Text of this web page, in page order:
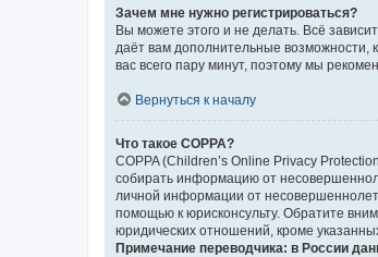
Зачем мне нужно регистрироваться?
Вы можете этого и не делать. Всё
даёт вам дополнительные возможности,
вас всего пару минут, поэтому мы
Вернуться к началу
Что такое COPPA?
COPPA (Children’s Online Privacy
собирать информацию от
личной информации от
помощью к юрисконсульту. Обратите
юридических отношений, кроме
Примечание переводчика: в России